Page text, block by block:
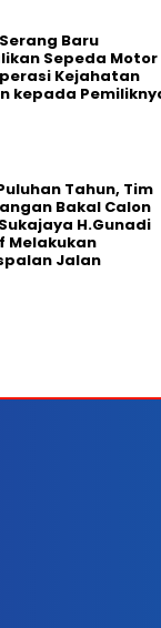
Baru
Sepeda Motor
Kejahatan
kepada
Tahun, Tim
Bakal Calon
H.Gunadi
Melakukan
Jalan